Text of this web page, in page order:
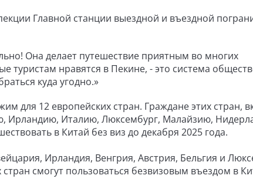
Главной станции выездной и въездной
Она делает путешествие приятным во многих
туристам нравятся в Пекине, - это система
куда угодно.»
для 12 европейских стран. Граждане этих стран,
Ирландию, Италию, Люксембург, Малайзию,
в Китай без виз до декабря 2025 года.
Ирландия, Венгрия, Австрия, Бельгия и
смогут пользоваться безвизовым въездом в